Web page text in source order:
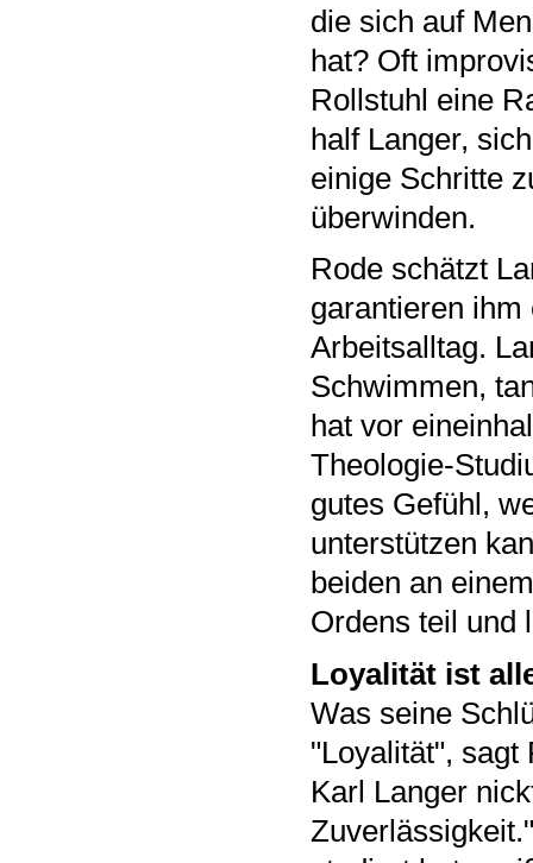
die sich auf
hat? Oft
Rollstuhl eine
half Langer,
einige Schritte
überwinden.
Rode schätzt
garantieren
Arbeitsalltag.
Schwimmen,
hat vor
Theologie-
gutes Gefühl,
unterstützen
beiden an
Ordens teil und
Loyalität ist
Was seine
"Loyalität", sagt
Karl Langer